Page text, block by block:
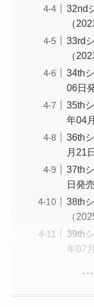
32nd
（
33rd
（
34th
06日
35th
年04
36th
月21
37th
日発売
38th
（
39th
年07